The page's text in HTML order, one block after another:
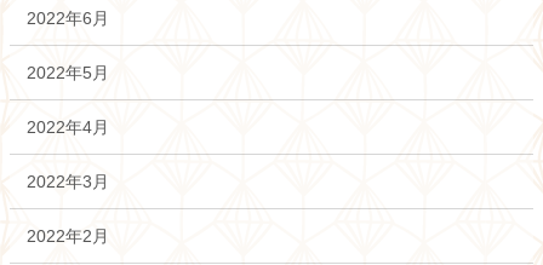
2022年6月
2022年5月
2022年4月
2022年3月
2022年2月